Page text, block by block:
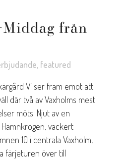
från
, featured
Vi ser fram emot att
där två av Vaxholms mest
möts. Njut av en
vackert
10 i centrala Vaxholm,
färjeturen över till